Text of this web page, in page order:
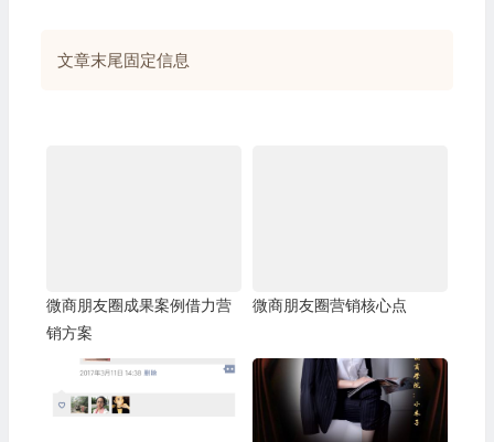
文章末尾固定信息
微商朋友圈成果案例借力营
销方案
微商朋友圈营销核心点